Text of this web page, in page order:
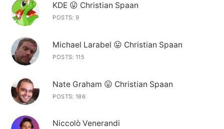
KDE 😛 Christian Spaan
POSTS: 9
Michael Larabel 😛 Christian Spaan
POSTS: 115
Nate Graham 😛 Christian Spaan
POSTS: 186
Niccolò Venerandi